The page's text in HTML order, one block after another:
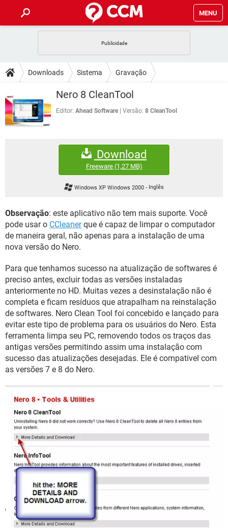
MENU
CELULAR FACEBOOK
EXCEL
INSTAGRAM GMAIL
GUIA DE COMPRAS
DICAS
JOGOS WHATSAPP
CELULAR
OUTLOOK
JOGOS WHATSAPP
CELULAR
EXCEL
GMAIL
FÓRUM
FACEBOOK
EXCEL
GMAIL
WHATSAPP
INSTAGRAM GMAIL
GUIA DE COMPRAS
Downloads Sistema Gravação
Nero 8 CleanTool
Editor: Ahead Software Versão: 8 CleanTool
Download
Freeware(1,27 MB)
Windows XP Windows 2000- Inglês
Observação: este aplicativo não tem mais suporte. Você
pode usar o CCleanerque é capaz de limpar o computador
de maneira geral, não apenas para a instalação de uma
nova versão do Nero.
Para que tenhamos sucesso na atualização de softwares é
preciso antes, excluir todas as versões instaladas
anteriormente no HD. Muitas vezes a desinstalação não é
completa e ficam resíduos que atrapalham na reinstalação
de softwares. Nero Clean Tool foi concebido e lançado para
evitar este tipo de problema para os usuários do Nero. Esta
ferramenta limpa seu PC, removendo todos os traços das
antigas versões permitindo assim uma instalação com
sucesso das atualizações desejadas. Ele é compativel com
as versões 7 e 8 do Nero.